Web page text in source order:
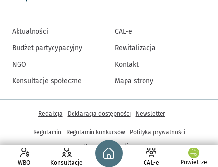
WBO Konsultacje
Strona główna - wroclaw.pl
CAL-e Powietrze
Aktualności
Budżet partycypacyjny
NGO
Konsultacje społeczne
CAL-e
Rewitalizacja
Kontakt
Mapa strony
© Copyright 2005-2026, ARAW S.A., Gmina Wrocław
Inne informacje
Redakcja Deklaracja dostępności Newsletter
Regulamin Regulamin konkursów
Polityka prywatności
Ustawienia cookies